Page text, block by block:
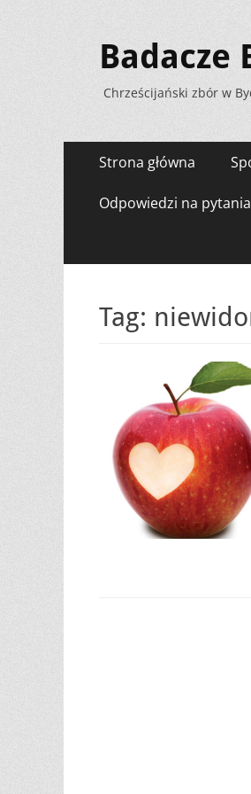
Badacze
Chrześcijański zbór w
Menu
zawartości
Strona główna
Odpowiedzi na pytania
Tag: